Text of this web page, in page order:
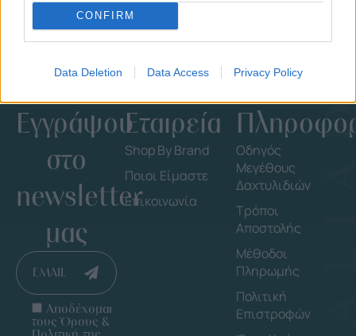
CONFIRM
Data Deletion Data Access Privacy Policy
Εγγράψου
στο
newsletter
μας
EMAIL
Αποδέχομαι
τους Όρους &
Εταιρεία
Shop By Brand
Ποιοι Είμαστε
Επικοινωνία
Οδηγός
Μεγέθους
Δαχτυλιδιών
Τρόποι
Αποστολής
Μέθοδοι
Πληρωμής
Πολιτική
Επιστροφών